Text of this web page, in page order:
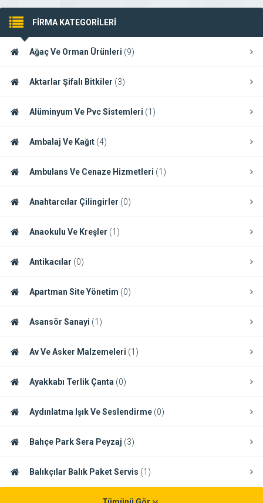
FİRMA KATEGORİLERİ
Ağaç Ve Orman Ürünleri (9)
Aktarlar Şifalı Bitkiler (3)
Alüminyum Ve Pvc Sistemleri (1)
Ambalaj Ve Kağıt (4)
Ambulans Ve Cenaze Hizmetleri (1)
Anahtarcılar Çilingirler (0)
Anaokulu Ve Kreşler (1)
Antikacılar (0)
Apartman Site Yönetim (0)
Asansör Sanayi (1)
Av Ve Asker Malzemeleri (1)
Ayakkabı Terlik Çanta (0)
Aydınlatma Işık Ve Seslendirme (0)
Bahçe Park Sera Peyzaj (3)
Balıkçılar Balık Paket Servis (1)